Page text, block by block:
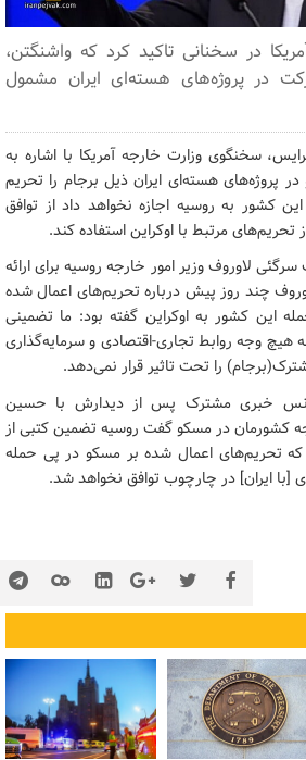
در سخنانی تاکید کرد که واشنگتن،
در پروژه‌های هسته‌ای ایران مشمول
سخنگوی وزارت خارجه آمریکا با اشاره به
پروژه‌های هسته‌ای ایران ذیل برجام را تحریم
کشور به روسیه اجازه نخواهد داد از توافق
تحریم‌های مرتبط با اوکراین استفاده کند.
لاوروف وزیر امور خارجه روسیه برای ارائه
چند روز پیش درباره تحریم‌های اعمال شده
این کشور به اوکراین گفته بود: ما تضمینی
هیچ وجه روابط تجاری-اقتصادی و سرمایه‌گذاری
را تحت تاثیر قرار نمی‌دهد.
خبری مشترک پس از دیدارش با حسین
کشورمان در مسکو گفت روسیه تضمین کتبی از
تحریم‌های اعمال شده بر مسکو در پی حمله
[با ایران] در چارچوب توافق نخواهد شد.